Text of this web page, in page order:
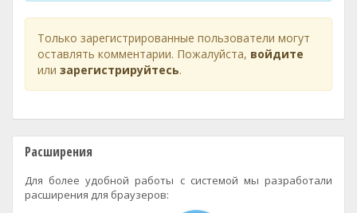
Только зарегистрированные пользователи могут
оставлять комментарии. Пожалуйста, войдите
или зарегистрируйтесь.
Расширения
Для более удобной работы с системой мы разработали
расширения для браузеров: